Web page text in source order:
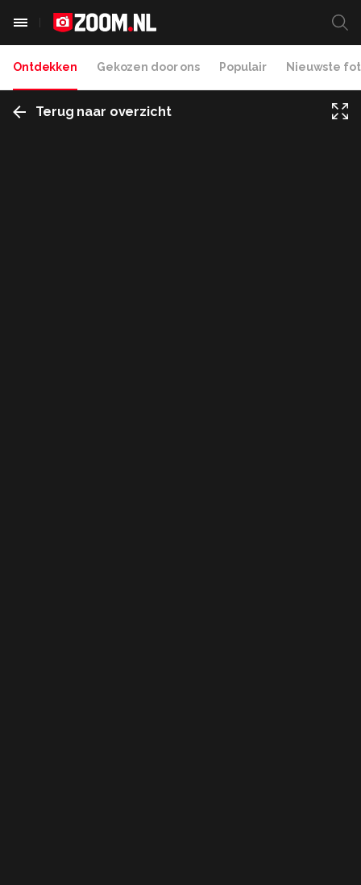
Ontdekken Gekozen door ons Populair Nieuwste
Terug naar overzicht